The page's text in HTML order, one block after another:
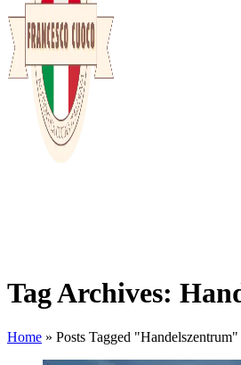
Tag Archives:
Home » Posts Tagged "Handelszentrum"